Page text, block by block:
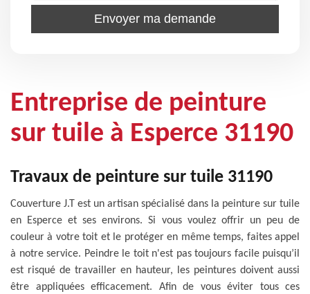
Entreprise de peinture
sur tuile à Esperce 31190
Travaux de peinture sur tuile 31190
Couverture J.T est un artisan spécialisé dans la peinture sur tuile
en Esperce et ses environs. Si vous voulez offrir un peu de
couleur à votre toit et le protéger en même temps, faites appel
à notre service. Peindre le toit n'est pas toujours facile puisqu’il
est risqué de travailler en hauteur, les peintures doivent aussi
être appliquées efficacement. Afin de vous éviter tous ces